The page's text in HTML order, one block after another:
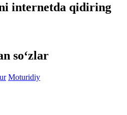
internetda qidiring
so‘zlar
Moturidiy